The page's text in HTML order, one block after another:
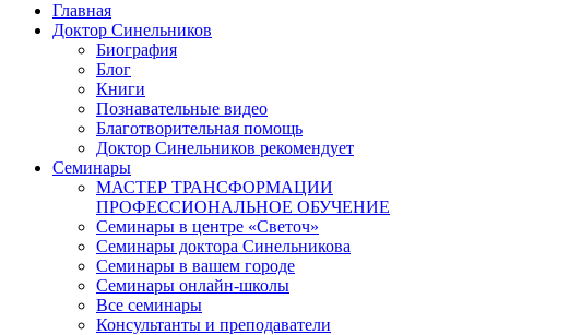
Главная
Доктор Синельников
Биография
Блог
Книги
Познавательные видео
Благотворительная помощь
Доктор Синельников рекомендует
Семинары
МАСТЕР ТРАНСФОРМАЦИИ
ПРОФЕССИОНАЛЬНОЕ ОБУЧЕНИЕ
Семинары в центре «Светоч»
Семинары доктора Синельникова
Семинары в вашем городе
Семинары онлайн-школы
Все семинары
Консультанты и преподаватели